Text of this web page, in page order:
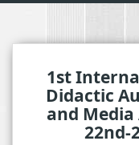
1st
Didactic
and
22nd-